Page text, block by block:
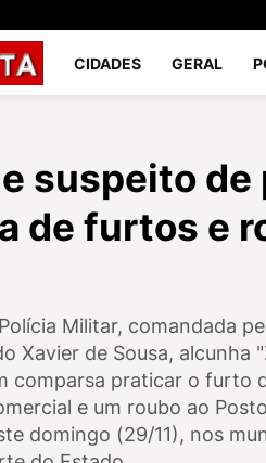
CIDADES GERAL
suspeito
de furtos e
Militar, comandada
Xavier de Sousa, alcunha
comparsa praticar o furto
e um roubo ao
domingo (29/11), nos